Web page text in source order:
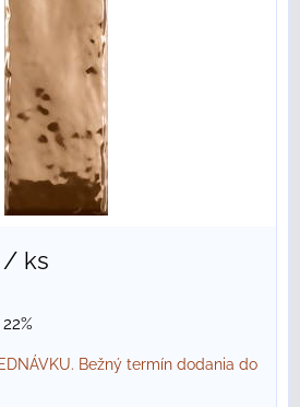
/ ks
Bežný termín dodania do